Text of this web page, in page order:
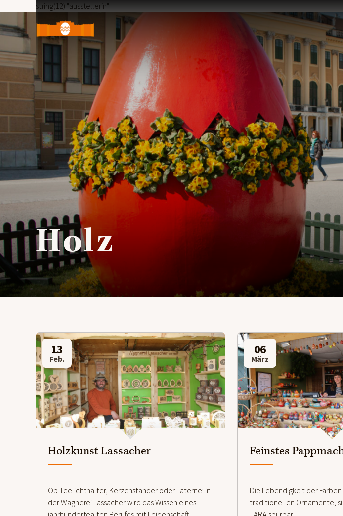
Ostermarkt
Schloss
Schönbrunn
string(12) "ausstellerin"
Holz
13
Feb.
Holzkunst Lassacher
Ob Teelichthalter, Kerzenständer oder Laterne: in
der Wagnerei Lassacher wird das Wissen eines
jahrhundertealten Berufes mit Leidenschaft
06
März
Feinstes
Die Lebendigkeit der
traditionellen Ornamente,
TARA spürbar.